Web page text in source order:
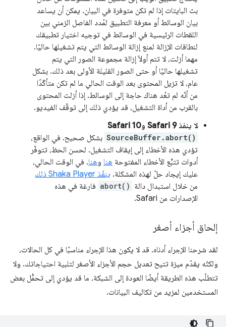
بث البايتات إذا لم تكن متوفرة في البيان. يمكن أن يساعد
بيان الوسائط أو معرفة التطبيق لمُدد الفاصل الزمني بين
اللقطات الرئيسية في الوسائط في توجيه اختيار تطبيقك
لنطاقات الإزالة لمنع إزالة الوسائط التي يتم تشغيلها حاليًا.
مهما أزلت، لا تتم أولاً إزالة مجموعة الصور التي يتم
تشغيلها حاليًا أو حتى الصور القليلة الأولى بعد ذلك. بشكل
عام، لا تزيل المحتوى بعد الوقت الحالي ما لم تكن متأكّدًا
من أنّه لم تعُد هناك حاجة إلى الوسائط. إذا أزلت المحتوى
بالقرب من أداة التشغيل، قد يؤدي ذلك إلى توقّف الفيديو.
لا ينفذ Safari 9 وSafari 10
SourceBuffer.abort() بشكل صحيح. في الواقع،
تؤدي هذه الأخطاء إلى إيقاف التشغيل. لحسن الحظ، تتوفّر
أدوات تتبُّع الأخطاء المفتوحة هنا وهنا. في الوقت الحالي،
عليك إيجاد حلّ لهذه المشكلة. ينفّذ Shaka Player ذلك
من خلال استبدال دالة abort() فارغة في هذه
الإصدارات من Safari.
إلحاق أجزاء أصغر
لقد شرحنا الإجراء أدناه. قد لا يكون هذا الإجراء مناسبًا في كل الحالات،
ولكنّه يقدّم ميزة تتيح تعديل حجم الأجزاء الأصغر لتلبية احتياجاتك. ولا
تتطلّب هذه الطريقة أيضًا العودة إلى الشبكة، ما قد يؤدي إلى تحمُّل بعض
المستخدمين لمزيد من تكاليف البيانات.